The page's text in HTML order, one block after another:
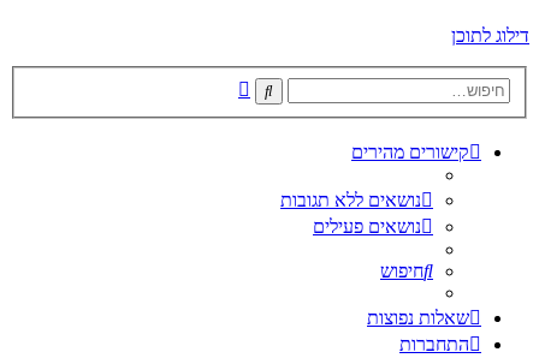
דילוג לתוכן
חיפוש
קישורים מהירים
נושאים ללא תגובות
נושאים פעילים
חיפוש
שאלות נפוצות
התחברות